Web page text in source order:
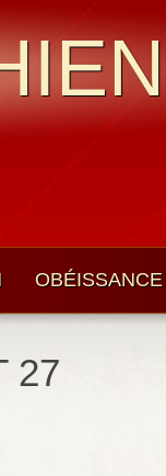
OBÉISSANCE
27